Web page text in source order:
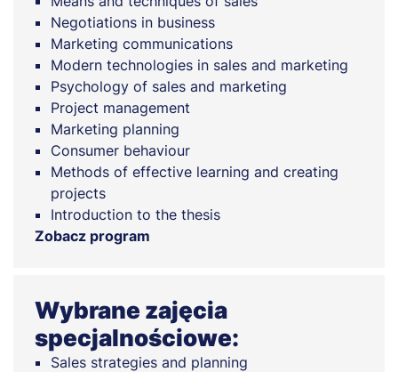
Negotiations in business
Marketing communications
Modern technologies in sales and marketing
Psychology of sales and marketing
Project management
Marketing planning
Consumer behaviour
Methods of effective learning and creating
projects
Introduction to the thesis
Zobacz program
Wybrane zajęcia
specjalnościowe:
Sales strategies and planning